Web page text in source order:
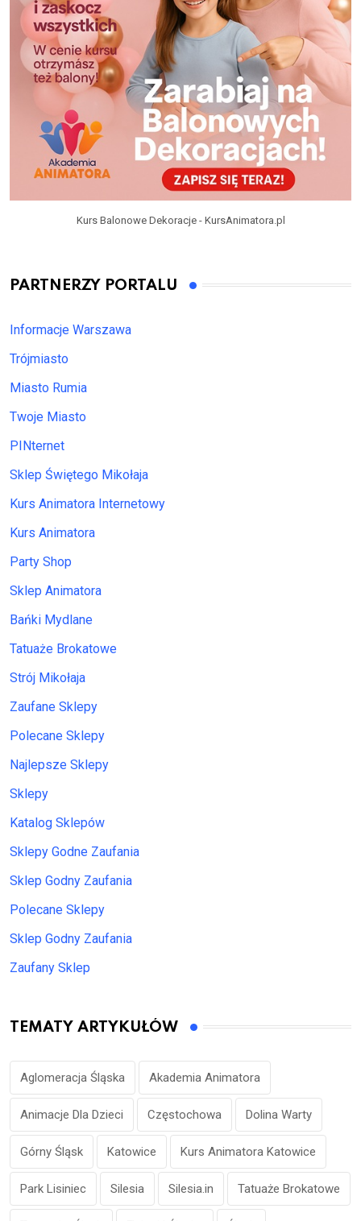
Kurs Balonowe Dekoracje - KursAnimatora.pl
PARTNERZY PORTALU
Informacje Warszawa
Trójmiasto
Miasto Rumia
Twoje Miasto
PINternet
Sklep Świętego Mikołaja
Kurs Animatora Internetowy
Kurs Animatora
Party Shop
Sklep Animatora
Bańki Mydlane
Tatuaże Brokatowe
Strój Mikołaja
Zaufane Sklepy
Polecane Sklepy
Najlepsze Sklepy
Sklepy
Katalog Sklepów
Sklepy Godne Zaufania
Sklep Godny Zaufania
Polecane Sklepy
Sklep Godny Zaufania
Zaufany Sklep
TEMATY ARTYKUŁÓW
Aglomeracja Śląska Akademia Animatora
Animacje Dla Dzieci Częstochowa Dolina Warty
Górny Śląsk Katowice Kurs Animatora Katowice
Park Lisiniec Silesia Silesia.in Tatuaże Brokatowe